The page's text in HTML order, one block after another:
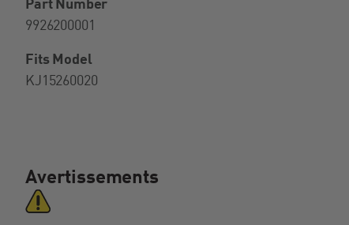
Part Number
9926200001
Fits Model
KJ15260020
Avertissements